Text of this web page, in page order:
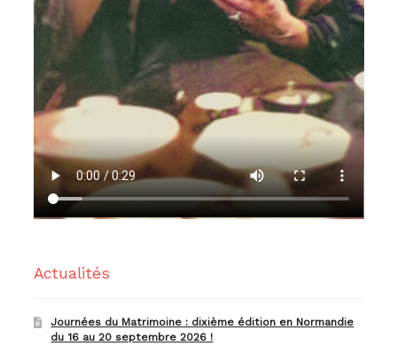
Actualités
Journées du Matrimoine : dixième édition en Normandie
du 16 au 20 septembre 2026 !